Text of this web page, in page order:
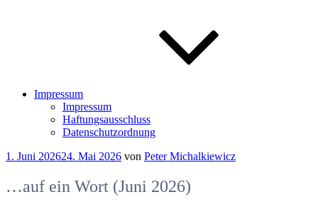
Impressum
Impressum
Haftungsausschluss
Datenschutzordnung
Veröffentlicht
1. Juni 202624. Mai 2026 von Peter Michalkiewicz
…auf ein Wort (Juni 2026)